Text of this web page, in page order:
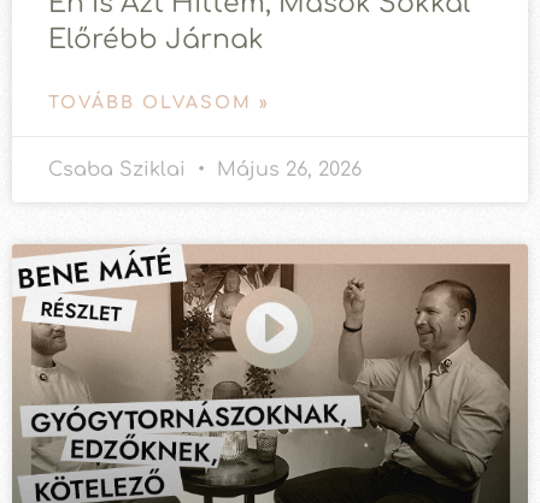
Előrébb Járnak
TOVÁBB OLVASOM »
Csaba Sziklai Május 26, 2026